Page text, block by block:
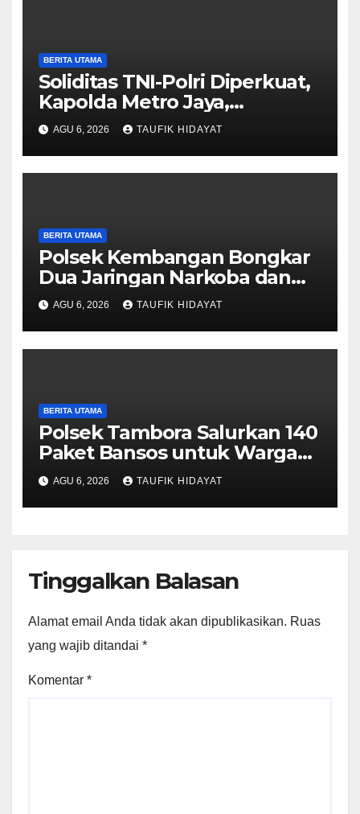
BERITA UTAMA
Soliditas TNI-Polri Diperkuat,
Kapolda Metro Jaya,
Pangdam Jaya, dan
Dankorbrimob Jalin
Silaturahmi
AGU 6, 2026 TAUFIK HIDAYAT
BERITA UTAMA
Polsek Kembangan Bongkar
Dua Jaringan Narkoba dan
Obat Keras, Sita Puluhan Ribu
Pil, 1,1 Kg Sabu hingga Vape
Etomidate
AGU 6, 2026 TAUFIK HIDAYAT
BERITA UTAMA
Polsek Tambora Salurkan 140
Paket Bansos untuk Warga
Slum Area, Wujud
Kepedulian Sambut HUT ke-
81 RI
AGU 6, 2026 TAUFIK HIDAYAT
Tinggalkan Balasan
Alamat email Anda tidak akan dipublikasikan. Ruas
yang wajib ditandai *
Komentar *